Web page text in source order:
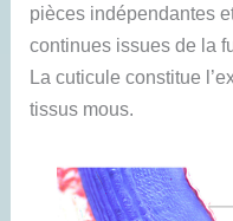
pièces indépendantes
continues issues de la
La cuticule constitue
tissus mous.